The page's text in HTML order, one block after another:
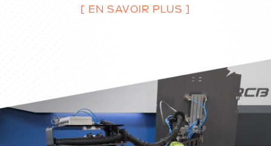
[ EN SAVOIR PLUS ]